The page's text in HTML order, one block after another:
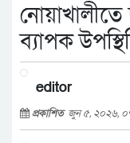
নোয়াখালীতে
ব্যাপক
editor
প্রকাশিত জুন ৫, ২০২৬,